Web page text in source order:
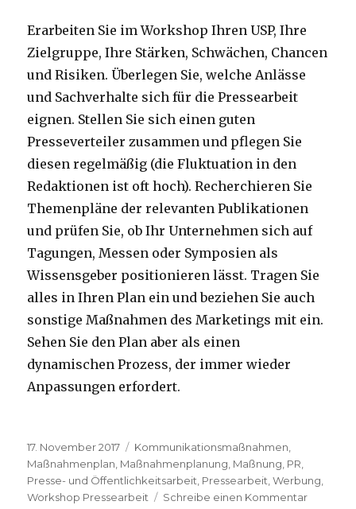
Erarbeiten Sie im Workshop Ihren USP, Ihre
Zielgruppe, Ihre Stärken, Schwächen, Chancen
und Risiken. Überlegen Sie, welche Anlässe
und Sachverhalte sich für die Pressearbeit
eignen. Stellen Sie sich einen guten
Presseverteiler zusammen und pflegen Sie
diesen regelmäßig (die Fluktuation in den
Redaktionen ist oft hoch). Recherchieren Sie
Themenpläne der relevanten Publikationen
und prüfen Sie, ob Ihr Unternehmen sich auf
Tagungen, Messen oder Symposien als
Wissensgeber positionieren lässt. Tragen Sie
alles in Ihren Plan ein und beziehen Sie auch
sonstige Maßnahmen des Marketings mit ein.
Sehen Sie den Plan aber als einen
dynamischen Prozess, der immer wieder
Anpassungen erfordert.
Veröffentlicht
am
17. November 2017 Schlagwörter
Kommunikationsmaßnahmen
Maßnahmenplan Maßnahmenplanung Maßnung PR
Presse- und Öffentlichkeitsarbeit Pressearbeit ,Werbung
Workshop Pressearbeit
Schreibe einen Kommentarzu